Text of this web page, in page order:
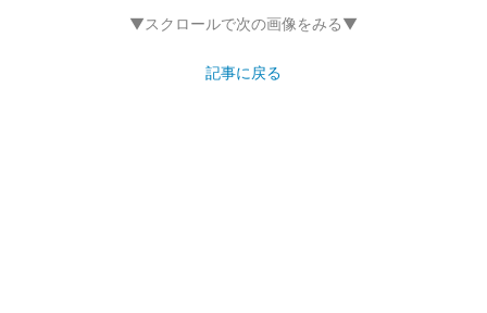
▼スクロールで次の画像をみる▼
記事に戻る